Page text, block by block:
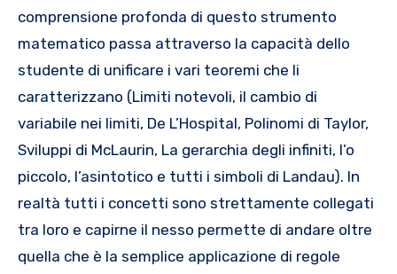
comprensione profonda di questo strumento
matematico passa attraverso la capacità dello
studente di unificare i vari teoremi che li
caratterizzano (Limiti notevoli, il cambio di
variabile nei limiti, De L’Hospital, Polinomi di Taylor,
Sviluppi di McLaurin, La gerarchia degli infiniti, l’o
piccolo, l’asintotico e tutti i simboli di Landau). In
realtà tutti i concetti sono strettamente collegati
tra loro e capirne il nesso permette di andare oltre
quella che è la semplice applicazione di regole